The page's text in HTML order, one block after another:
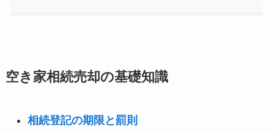
空き家相続売却の基礎知識
相続登記の期限と罰則